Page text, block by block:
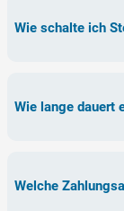
Wie schalte ich
Wie lange dauert
Welche